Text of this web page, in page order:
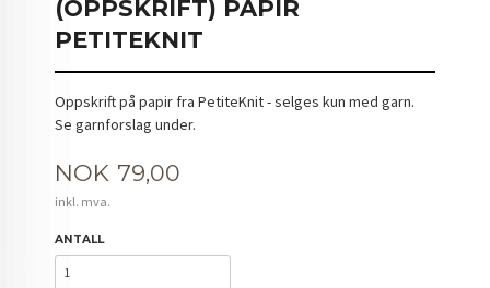
(OPPSKRIFT) PAPIR
PETITEKNIT
Oppskrift på papir fra PetiteKnit - selges kun med garn.
Se garnforslag under.
Pris
NOK 79,00
inkl. mva.
ANTALL